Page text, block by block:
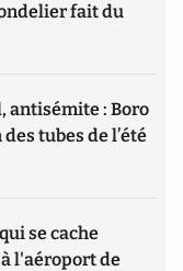
fait du
antisémite : Boro
tubes de l’été
se cache
l'aéroport de